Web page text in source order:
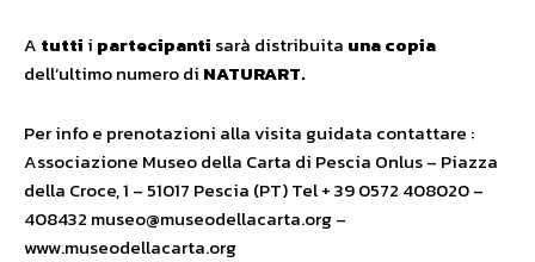
A tutti i partecipanti sarà distribuita una copia
dell’ultimo numero di NATURART.
Per info e prenotazioni alla visita guidata contattare :
Associazione Museo della Carta di Pescia Onlus – Piazza
della Croce, 1 – 51017 Pescia (PT) Tel + 39 0572 408020 –
408432 museo@museodellacarta.org –
www.museodellacarta.org